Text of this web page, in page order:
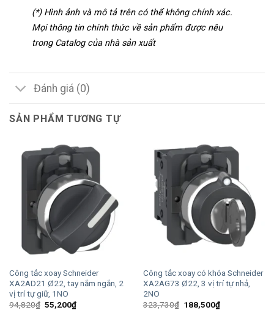
(*) Hình ảnh và mô tả trên có thể không chính xác.
Mọi thông tin chính thức về sản phẩm được nêu
trong Catalog của nhà sản xuất
Đánh giá (0)
SẢN PHẨM TƯƠNG TỰ
Công tắc xoay Schneider
XA2AD21 Ø22, tay nắm ngắn, 2
vị trí tự giữ, 1NO
94,820₫ Giá
gốc
55,200₫Giá
hiện
Công tắc xoay có khóa Schneider
XA2AG73 Ø22, 3 vị trí tự nhả,
2NO
323,730₫ Giá
188,500₫Giá
hiện